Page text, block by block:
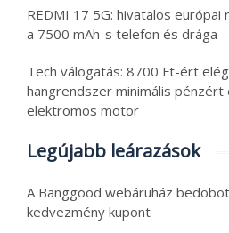
REDMI 17 5G: hivatalos európai
a 7500 mAh-s telefon és drága
Tech válogatás: 8700 Ft-ért
hangrendszer minimális pénzért
elektromos motor
Legújabb leárazások
A Banggood webáruház
kedvezmény kupont